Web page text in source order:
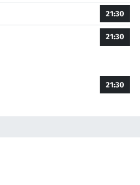
21:30
21:30
21:30